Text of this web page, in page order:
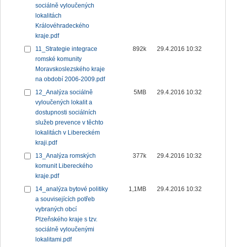
sociálně vyloučených
lokalitách
Královéhradeckého
kraje.pdf
11_Strategie integrace
romské komunity
Moravskoslezského kraje
na období 2006-2009.pdf
892k 29.4.2016 10:32
12_Analýza sociálně
vyloučených lokalit a
dostupnosti sociálních
služeb prevence v těchto
lokalitách v Libereckém
kraji.pdf
5MB 29.4.2016 10:32
13_Analýza romských
komunit Libereckého
kraje.pdf
377k 29.4.2016 10:32
14_analýza bytové politiky
a souvisejících potřeb
vybraných obcí
Plzeňského kraje s tzv.
sociálně vyloučenými
lokalitami.pdf
1,1MB 29.4.2016 10:32